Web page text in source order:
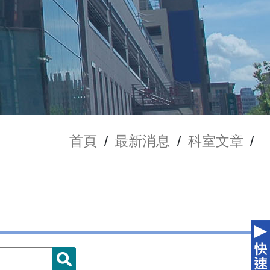
首頁 / 最新消息 / 科室文章 /